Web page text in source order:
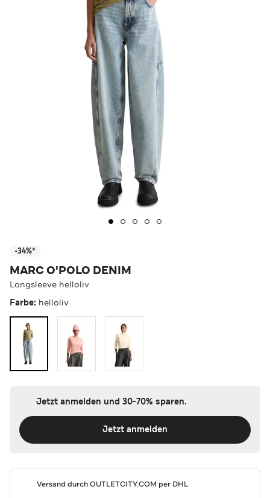
-34%*
MARC O'POLO DENIM
Longsleeve helloliv
Farbe: helloliv
Jetzt anmelden und 30-70% sparen.
Jetzt anmelden
Versand durchOUTLETCITY.COM per DHL